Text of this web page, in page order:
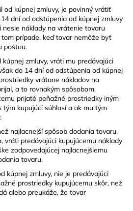
od kúpnej zmluvy, je povinný vrátiť
dní od odstúpenia od kúpnej zmluvy
nesie náklady na vrátenie tovaru
prípade, keď tovar nemôže byť
poštou.
zmluvy, vráti mu predávajúci
do 14 dní od odstúpenia od kúpnej
vrátane nákladov na
a to rovnakým spôsobom.
prijaté peňažné prostriedky iným
tým kupujúci súhlasí a ak mu tým
najlacnejší spôsob dodania tovaru,
vráti predávajúci kupujúcemu náklady
zodpovedajúcej najlacnejšiemu
tovaru.
kúpnej zmluvy, nie je predávajúci
prostriedky kupujúcemu skôr, než
alebo preukáže, že tovar